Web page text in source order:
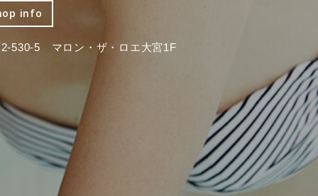
info
530-5 マロン・ザ・ロエ大宮1F